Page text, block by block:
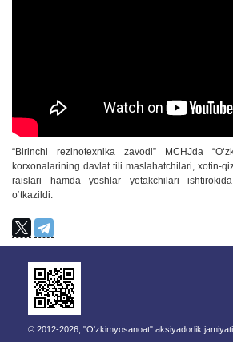
“Birinchi rezinotexnika zavodi” MCHJda
korxonalarining davlat tili maslahatchilari, xotin-
raislari hamda yoshlar yetakchilari
oʻtkazildi.
© 2012-2026, "O'zkimyosanoat" aksiyadorlik jamiyati